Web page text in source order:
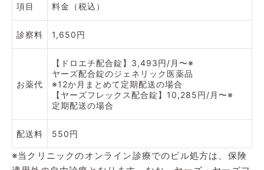
項目 料金（税込）
診察料 1,650円
お薬代
【ドロエチ配合錠】3,493円/月〜※
ヤーズ配合錠のジェネリック医薬品
※12か月まとめて定期配送の場合
【ヤーズフレックス配合錠】10,285円/月〜※
定期配送の場合
配送料 550円
※当クリニックのオンライン診療でのピル処方は、保険